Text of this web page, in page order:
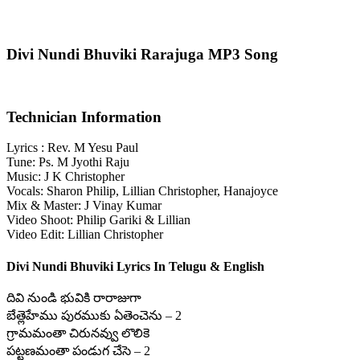
Divi Nundi Bhuviki Rarajuga MP3 Song
Technician Information
Lyrics : Rev. M Yesu Paul
Tune: Ps. M Jyothi Raju
Music: J K Christopher
Vocals: Sharon Philip, Lillian Christopher, Hanajoyce
Mix & Master: J Vinay Kumar
Video Shoot: Philip Gariki & Lillian
Video Edit: Lillian Christopher
Divi Nundi Bhuviki Lyrics In Telugu & English
దివి నుండి భువికి రారాజుగా
బేత్లెహేము పురముకు ఏతెంచెను – 2
గ్రామమంతా చిరునవ్వు లొలికె
పట్టణమంతా పండుగ చేసె – 2